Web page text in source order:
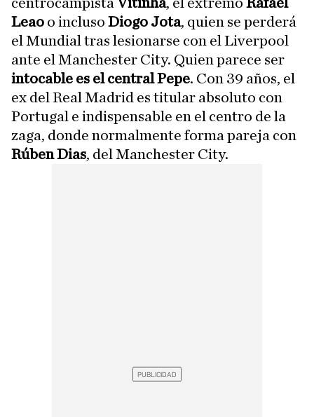
Leao o incluso Diogo Jota, quien se perderá
el Mundial tras lesionarse con el Liverpool
ante el Manchester City. Quien parece ser
intocable es el central Pepe. Con 39 años, el
ex del Real Madrid es titular absoluto con
Portugal e indispensable en el centro de la
zaga, donde normalmente forma pareja con
Rúben Dias, del Manchester City.